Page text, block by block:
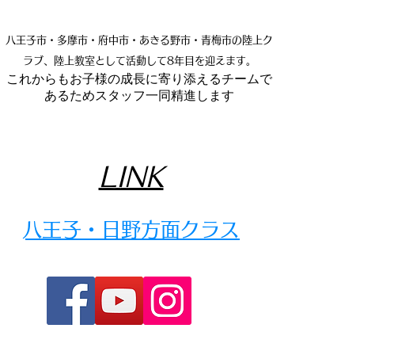
八王子市・多摩市・府中市・あきる野市・青梅市の陸上ク
ラブ、陸上教室として活動して8年目を迎えます。
​これからもお子様の成長に寄り添えるチームで
あるためスタッフ一同精進します
LINK
​八王子・日野方面クラス